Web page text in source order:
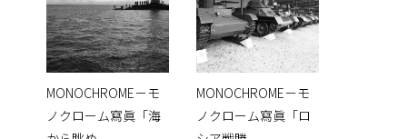
MONOCHROME－モ
ノクローム寫眞「海
MONOCHROME－モ
ノクローム寫眞「ロ